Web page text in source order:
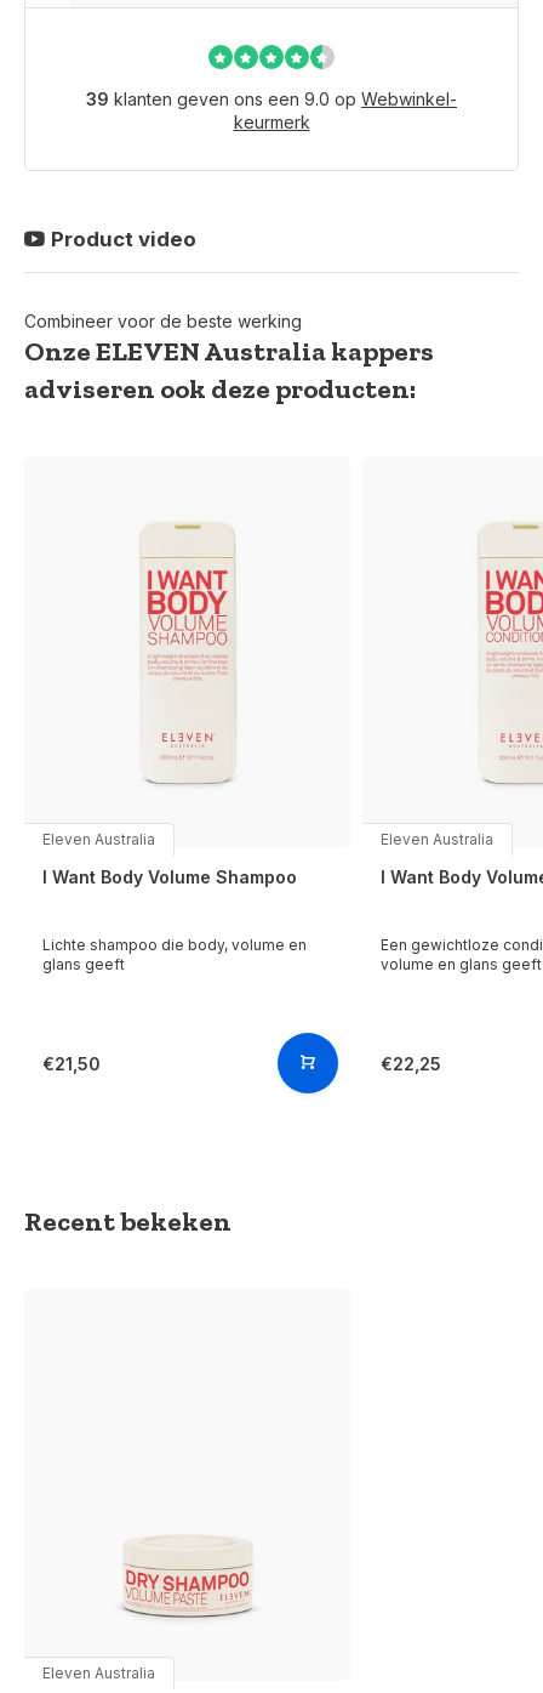
39 klanten geven ons een 9.0 op Webwinkel-
keurmerk
Product video
Combineer voor de beste werking
Onze ELEVEN Australia kappers
adviseren ook deze producten:
Eleven Australia
I Want Body Volume Shampoo
Lichte shampoo die body, volume en
glans geeft
€21,50
Eleven Australia
I Want Body
Een gewichtloze
volume en glans geeft
€22,25
Recent bekeken
Eleven Australia